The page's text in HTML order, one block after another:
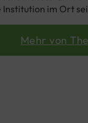
im Ort
Mehr von